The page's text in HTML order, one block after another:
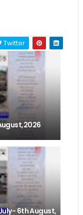
Twitter
6th August,